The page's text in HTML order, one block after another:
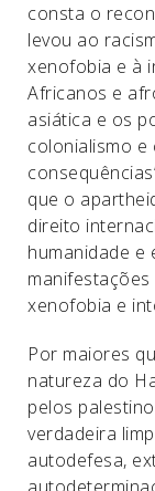
consta o
levou ao
xenofobia e à
Africanos e
asiática e os
colonialismo e
que o
direito
humanidade e
xenofobia e
Por maiores
natureza do
pelos
verdadeira
autodefesa,